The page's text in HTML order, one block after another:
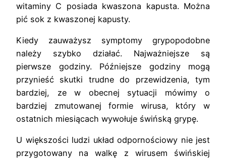
witaminy C posiada kwaszona kapusta. Można
pić sok z kwaszonej kapusty.
Kiedy zauważysz symptomy grypopodobne
należy szybko działać. Najważniejsze są
pierwsze godziny. Późniejsze godziny mogą
przynieść skutki trudne do przewidzenia, tym
bardziej, ze w obecnej sytuacji mówimy o
bardziej zmutowanej formie wirusa, który w
ostatnich miesiącach wywołuje świńską grypę.
U większości ludzi układ odpornościowy nie jest
przygotowany na walkę z wirusem świńskiej